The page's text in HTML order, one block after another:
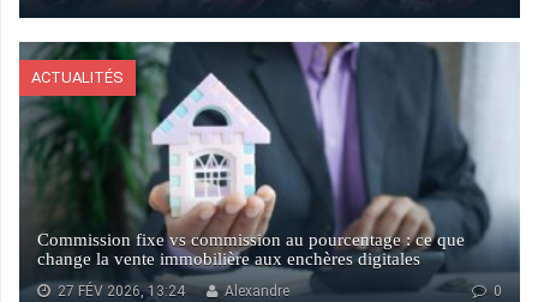
ACTUALITÉS
Commission fixe vs commission au pourcentage : ce que
change la vente immobilière aux enchères digitales
27 FÉV 2026, 13:24 0
Alexandre